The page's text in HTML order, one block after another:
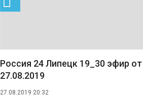
Россия 24 Липецк 19_30 эфир от
27.08.2019
27.08.2019 20:32